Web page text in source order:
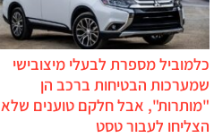
כלמוביל מספרת לבעלי מיצובישי
שמערכות הבטיחות ברכב הן
"מותרות", אבל חלקם טוענים שלא
הצליחו לעבור טסט